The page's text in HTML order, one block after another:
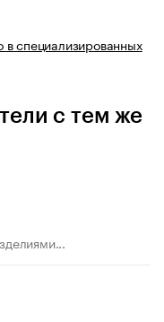
в специализированных
с тем же